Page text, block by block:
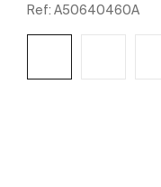
Ref: A50640460A